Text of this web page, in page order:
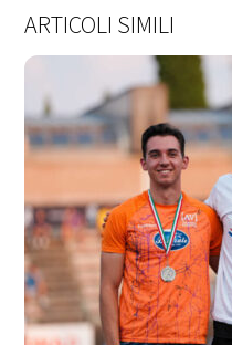
ARTICOLI SIMILI